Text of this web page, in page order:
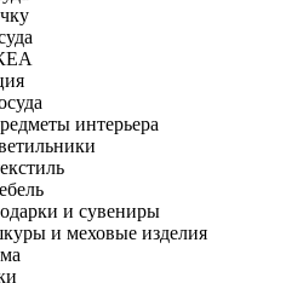
интерьера
и сувениры
и меховые изделия